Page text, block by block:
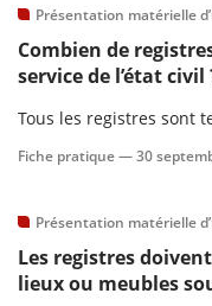
Présentation matérielle
Combien de
service de l’état civil
Tous les registres sont
Fiche pratique —30
Présentation matérielle
Les registres
lieux ou meubles